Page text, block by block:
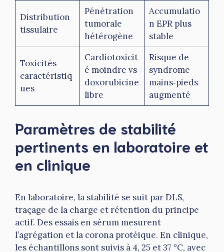
Distribution
tissulaire
Pénétration
tumorale
hétérogène
Accumulatio
n EPR plus
stable
Toxicités
caractéristiq
ues
Cardiotoxicit
é moindre vs
doxorubicine
libre
Risque de
syndrome
mains‑pieds
augmenté
Paramètres de stabilité
pertinents en laboratoire et
en clinique
En laboratoire, la stabilité se suit par DLS,
traçage de la charge et rétention du principe
actif. Des essais en sérum mesurent
l’agrégation et la corona protéique. En clinique,
les échantillons sont suivis à 4, 25 et 37 °C, avec